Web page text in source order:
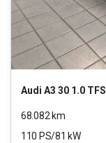
Audi A3 30 1.0 TFSI
68.082 km
110 PS/81 kW